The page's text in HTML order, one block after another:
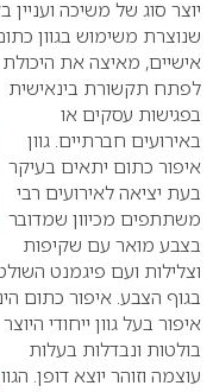
יוצר סוג של משיכה
שנוצרת משימוש בגוון
אישיים, מאיצהאת היכולת
לפתח תקשורת בינאישית
בפגישות עסקים או
באירועים חברתיים. גוון
איפור כתום יתאים בעיקר
בעת יציאה לאירועים רבי
משתתפים מכיוון שמדובר
בצבע מואר עם שקיפות
וצלילות ועם פיגמנט
בגוף הצבע. איפור כתום
איפור בעל גוון ייחודי היוצר
בולטות ונבדלות בעלות
עוצמה וזוהר יוצא דופן.